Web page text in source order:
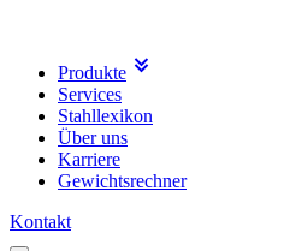
Produkte
Services
Stahllexikon
Über uns
Karriere
Gewichtsrechner
Kontakt